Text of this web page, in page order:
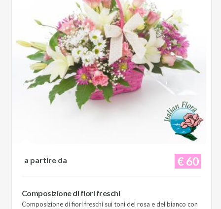
€ 60
a partire da
Composizione di fiori freschi
Composizione di fiori freschi sui toni del rosa e del bianco con